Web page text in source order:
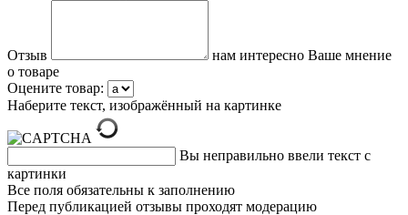
Отзыв
нам интересно Ваше мнение
о товаре
Оцените товар:
Наберите текст, изображённый на картинке
Вы неправильно ввели текст с
картинки
Все поля обязательны к заполнению
Перед публикацией отзывы проходят модерацию